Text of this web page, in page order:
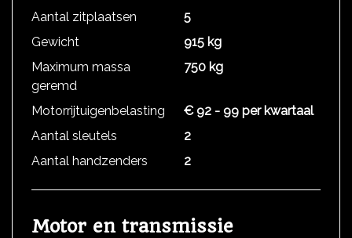
Aantal zitplaatsen
5
Gewicht
915 kg
Maximum massa
geremd
750 kg
Motorrijtuigenbelasting
€ 92 - 99 per kwartaal
Aantal sleutels
2
Aantal handzenders
2
Motor en transmissie